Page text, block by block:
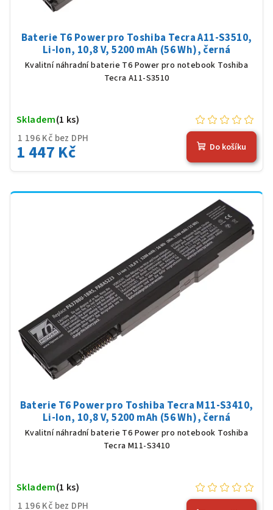
Baterie T6 Power pro Toshiba Tecra A11-S3510,
Li-Ion, 10,8 V, 5200 mAh (56 Wh), černá
Kvalitní náhradní baterie T6 Power pro notebook Toshiba
Tecra A11-S3510
1 196 Kč bez DPH
1 447 Kč
Skladem(1 ks)
Do košíku
Baterie T6 Power pro Toshiba Tecra M11-S3410,
Li-Ion, 10,8 V, 5200 mAh (56 Wh), černá
Kvalitní náhradní baterie T6 Power pro notebook Toshiba
Tecra M11-S3410
1 196 Kč bez DPH
Skladem(1 ks)